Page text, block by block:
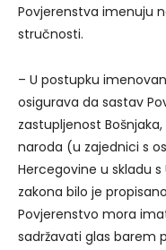
Povjerenstva imenuju
stručnosti.
– U postupku
osigurava da sastav
zastupljenost
naroda (u zajednici s
Hercegovine u skladu
zakona bilo je
Povjerenstvo mora
sadržavati glas barem